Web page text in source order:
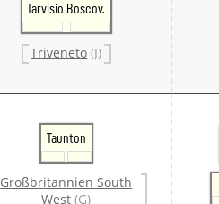
Tarvisio Boscov.
Triveneto (I)
Taunton
Großbritannien South
West (G)